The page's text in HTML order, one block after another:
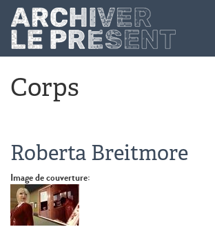
Aller au contenu principal
Corps
Roberta Breitmore
Image de couverture: